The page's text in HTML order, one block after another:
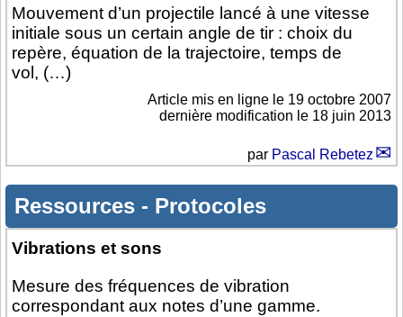
Mouvement d’un projectile lancé à une vitesse
initiale sous un certain angle de tir : choix du
repère, équation de la trajectoire, temps de
vol, (…)
Article mis en ligne le 19 octobre 2007
dernière modification le 18 juin 2013
par Pascal Rebetez
Ressources - Protocoles
Vibrations et sons
Mesure des fréquences de vibration
correspondant aux notes d’une gamme.